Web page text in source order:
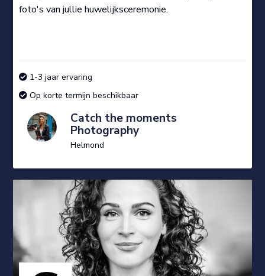
foto's van jullie huwelijksceremonie.
1-3 jaar ervaring
Op korte termijn beschikbaar
Catch the moments
Photography
Helmond